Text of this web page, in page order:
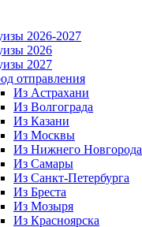
2026-2027
2026
2027
отправления
Из Астрахани
Из Волгограда
Из Казани
Из Москвы
Из Нижнего Новгорода
Из Самары
Из Санкт-Петербурга
Из Бреста
Из Мозыря
Из Красноярска